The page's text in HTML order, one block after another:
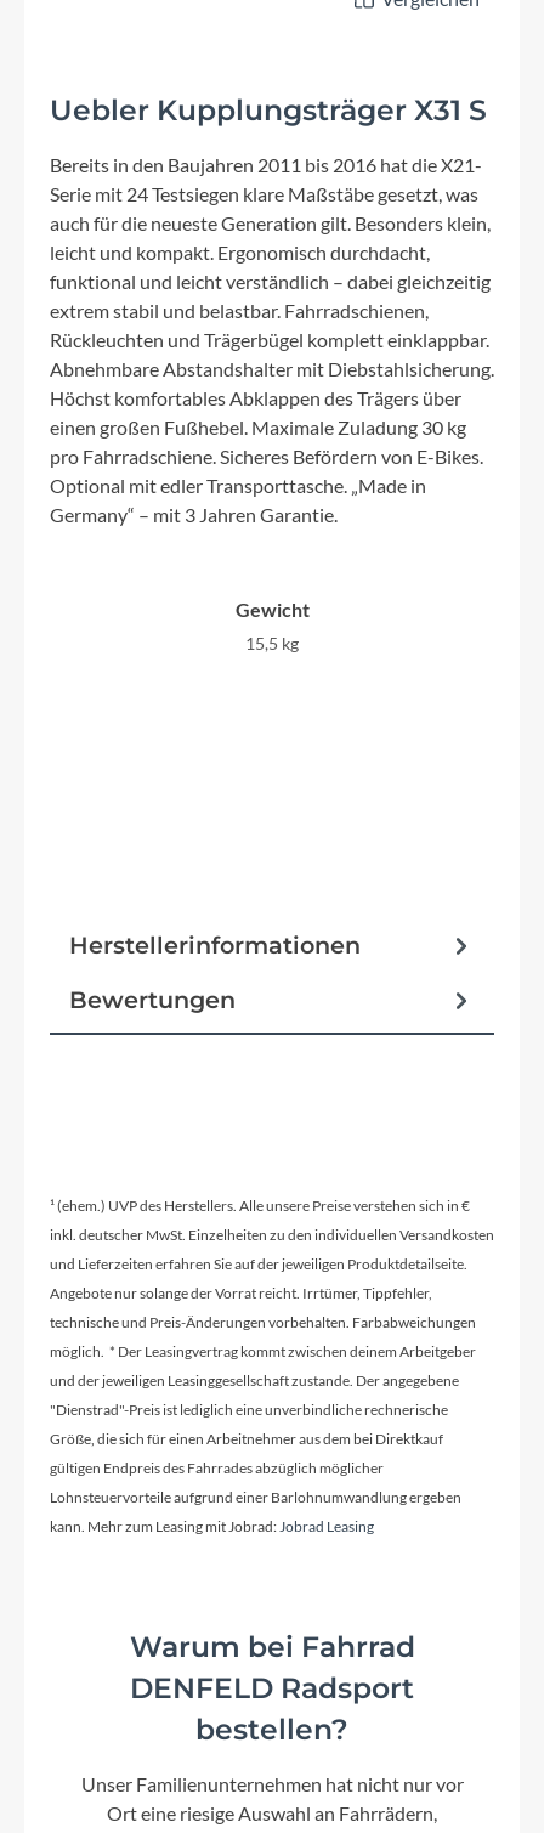
Uebler Kupplungsträger X31 S
Bereits in den Baujahren 2011 bis 2016 hat die X21-
Serie mit 24 Testsiegen klare Maßstäbe gesetzt, was
auch für die neueste Generation gilt. Besonders klein,
leicht und kompakt. Ergonomisch durchdacht,
funktional und leicht verständlich – dabei gleichzeitig
extrem stabil und belastbar. Fahrradschienen,
Rückleuchten und Trägerbügel komplett einklappbar.
Abnehmbare Abstandshalter mit Diebstahlsicherung.
Höchst komfortables Abklappen des Trägers über
einen großen Fußhebel. Maximale Zuladung 30 kg
pro Fahrradschiene. Sicheres Befördern von E-Bikes.
Optional mit edler Transporttasche. „Made in
Germany“ – mit 3 Jahren Garantie.
Gewicht
15,5 kg
Herstellerinformationen
Bewertungen
¹ (ehem.) UVP des Herstellers. Alle unsere Preise verstehen sich in €
inkl. deutscher MwSt. Einzelheiten zu den individuellen Versandkosten
und Lieferzeiten erfahren Sie auf der jeweiligen Produktdetailseite.
Angebote nur solange der Vorrat reicht. Irrtümer, Tippfehler,
technische und Preis-Änderungen vorbehalten. Farbabweichungen
möglich. * Der Leasingvertrag kommt zwischen deinem Arbeitgeber
und der jeweiligen Leasinggesellschaft zustande. Der angegebene
"Dienstrad"-Preis ist lediglich eine unverbindliche rechnerische
Größe, die sich für einen Arbeitnehmer aus dem bei Direktkauf
gültigen Endpreis des Fahrrades abzüglich möglicher
Lohnsteuervorteile aufgrund einer Barlohnumwandlung ergeben
kann. Mehr zum Leasing mit Jobrad:Jobrad Leasing
Warum bei Fahrrad
DENFELD Radsport
bestellen?
Unser Familienunternehmen hat nicht nur vor
Ort eine riesige Auswahl an Fahrrädern,